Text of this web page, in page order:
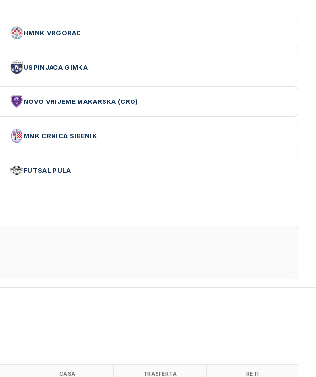
HMNK VRGORAC
USPINJACA GIMKA
NOVO VRIJEME MAKARSKA (CRO)
MNK CRNICA SIBENIK
FUTSAL PULA
CASA TRASFERTA RETI